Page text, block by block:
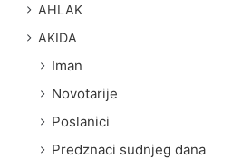
AHLAK
AKIDA
Iman
Novotarije
Poslanici
Predznaci sudnjeg dana